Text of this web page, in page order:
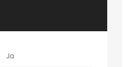
Ja